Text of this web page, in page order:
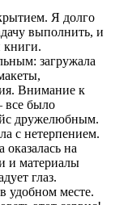
Я долго
выполнить, и
книги.
загружала
Внимание к
все было
дружелюбным.
с нетерпением.
на
и материалы
глаз.
удобном месте.